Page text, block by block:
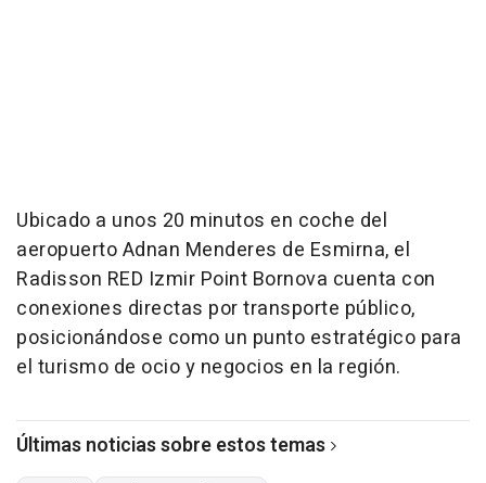
Ubicado a unos 20 minutos en coche del
aeropuerto Adnan Menderes de Esmirna, el
Radisson RED Izmir Point Bornova cuenta con
conexiones directas por transporte público,
posicionándose como un punto estratégico para
el turismo de ocio y negocios en la región.
Últimas noticias sobre estos temas